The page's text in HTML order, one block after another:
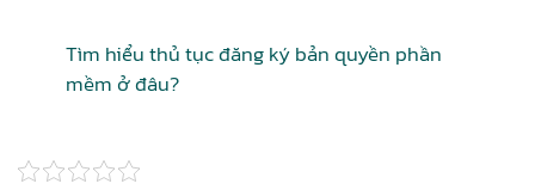
Tìm hiểu thủ tục đăng ký bản quyền phần
mềm ở đâu?